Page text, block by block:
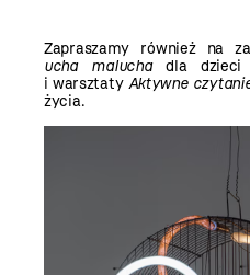
Zapraszamy również na
ucha maluchadla dzieci
i warsztaty Aktywne
życia.